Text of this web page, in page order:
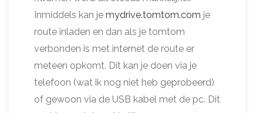
Inmiddels kan je mydrive.tomtom.com je
route inladen en dan als je tomtom
verbonden is met internet de route er
meteen opkomt. Dit kan je doen via je
telefoon (wat ik nog niet heb geprobeerd)
of gewoon via de USB kabel met de pc. Dit